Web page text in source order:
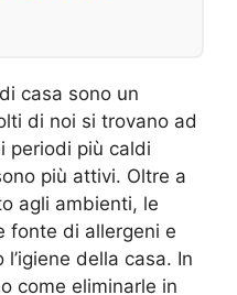
casa sono un
di noi si trovano ad
periodi più caldi
più attivi. Oltre a
agli ambienti, le
fonte di allergeni e
della casa. In
come eliminarle in